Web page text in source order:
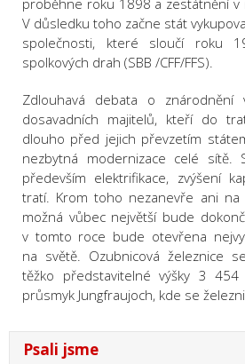
V důsledku toho začne stát
společnosti, které sloučí roku
spolkových drah (SBB /CFF/FFS).
Zdlouhavá debata o znárodnění
dosavadních majitelů, kteří do
dlouho před jejich převzetím
nezbytná modernizace celé
především elektrifikace, zvýšení
tratí. Krom toho nezanevře ani na
možná vůbec největší bude
v tomto roce bude otevřena
na světě. Ozubnicová železnice
těžko představitelné výšky 3
průsmyk Jungfraujoch, kde se
Psali jsme